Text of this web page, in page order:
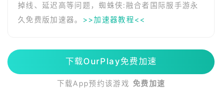
掉线、延迟高等问题，蜘蛛侠:融合者国际服手游永
久免费版加速器。 >>加速器教程<<
下载OurPlay免费加速
下载App预约该游戏 免费加速